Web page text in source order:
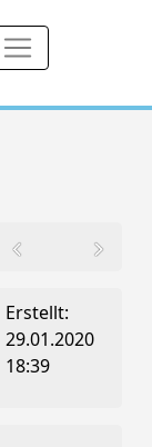
Erstellt:
29.01.2020
18:39